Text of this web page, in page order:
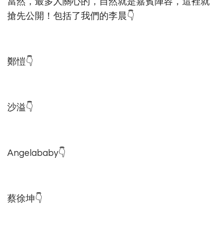
搶先公開！包括了我們的李晨👇
鄭愷👇
沙溢👇
Angelababy👇
蔡徐坤👇